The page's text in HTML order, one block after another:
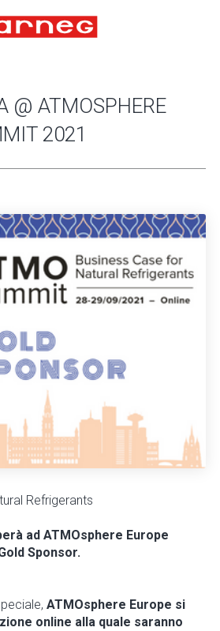
@ ATMOSPHERE
2021
Refrigerants
ad ATMOsphere Europe
Sponsor.
ATMOsphere Europe si
online alla quale saranno